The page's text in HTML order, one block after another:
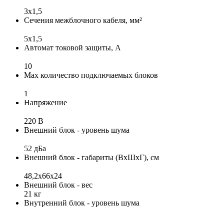
3x1,5
Сечения межблочного кабеля, мм²
5x1,5
Автомат токовой защиты, А
10
Max количество подключаемых блоков
1
Напряжение
220 В
Внешний блок - уровень шума
52 дБа
Внешний блок - габариты (ВхШхГ), см
48,2x66x24
Внешний блок - вес
21 кг
Внутренний блок - уровень шума